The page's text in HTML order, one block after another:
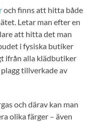
och finns att hitta både
Letar man efter en
att hitta det man
i fysiska butiker
ifrån alla klädbutiker
tillverkade av
och därav kan man
olika färger – även